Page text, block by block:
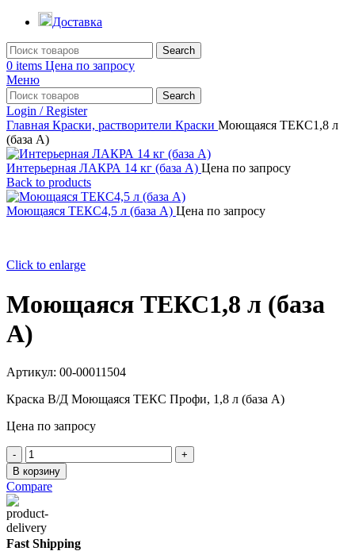
Доставка
Search
0 items Цена по запросу
Меню
Search
Login / Register
Главная Краски, растворители Краски Моющаяся ТЕКС1,8 л
(база А)
Интерьерная ЛАКРА 14 кг (база А) Цена по запросу
Back to products
Моющаяся ТЕКС4,5 л (база А) Цена по запросу
Click to enlarge
Моющаяся ТЕКС1,8 л (база
А)
Артикул: 00-00011504
Краска В/Д Моющаяся ТЕКС Профи, 1,8 л (база А)
Цена по запросу
Количество
товара
Моющаяся
ТЕКС1,8
л
(база
А)
В корзину
Compare
Fast Shipping